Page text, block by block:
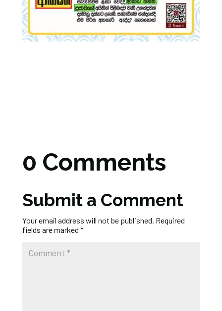
0 Comments
Submit a Comment
Your email address will not be published. Required
fields are marked *